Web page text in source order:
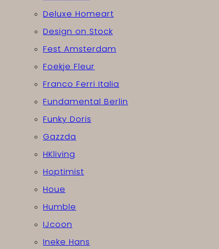
Deluxe Homeart
Design on Stock
Fest Amsterdam
Foekje Fleur
Franco Ferri Italia
Fundamental Berlin
Funky Doris
Gazzda
HKliving
Hoptimist
Houe
Humble
IJcoon
Ineke Hans